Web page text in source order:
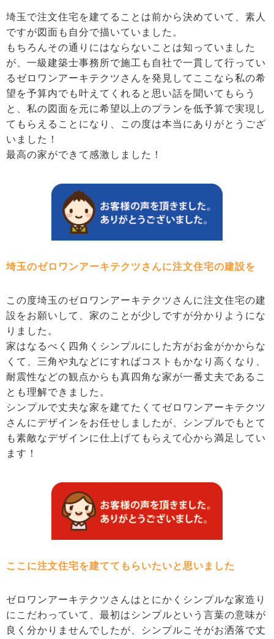
埼玉で注文住宅を建てることは前から決めていて、素人
ですが図面も自分で描いていました。
もちろんその通りにはならないことは知っていました
が、一級建築士事務所で施工も自社で一貫して行ってい
るゼロワンアーキテクツさんを発見してここなら私の希
望を予算内でも叶えてくれると思い話を聞いてもらう
と、私の図面を元に希望以上のプランを低予算で実現し
てもらえることになり、この度は本当にありがとうござ
いました！
最高の家ができて感激しました！
埼玉のゼロワンアーキテクツさんに注文住宅の建設を
この度埼玉のゼロワンアーキテクツさんに注文住宅の建
設をお願いして、家のことが少しですが分かりようにな
りました。
家はなるべく四角くシンプルにした方がお金がかからな
くて、三角や丸などにすればコストもかなり高くなり、
耐震性などの観点からも真四角な家が一番丈夫であるこ
とも理解できました。
シンプルで丈夫な家を建てたくてゼロワンアーキテクツ
さんにデザインをお任せしましたが、シンプルでもとて
も素敵なデザインに仕上げてもらえて心から満足してい
ます！
ここに注文住宅を建ててもらいたいと思いました
ゼロワンアーキテクツさんはとにかくシンプルな家造り
にこだわっていて、最初はシンプルという言葉の意味が
良く分かりませんでしたが、シンプルこそがお洒落で丈